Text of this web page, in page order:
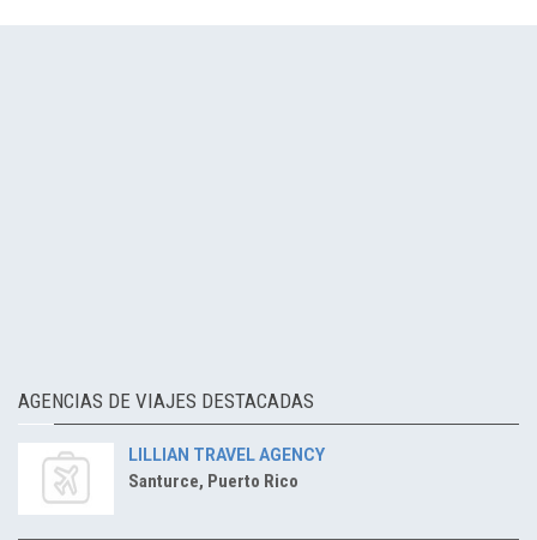
AGENCIAS DE VIAJES DESTACADAS
LILLIAN TRAVEL AGENCY
Santurce, Puerto Rico